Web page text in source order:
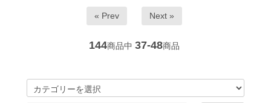
« Prev Next »
144商品中 37-48商品